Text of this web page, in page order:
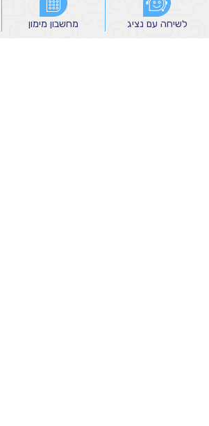
לשיחה עם נציג מחשבון מימון
ההלוואה הסופיים יקבעו בהתאם לתנאי
לקוח. מקור הנתונים המוצגים הינו
לשיחה עם נציג מחשבון מימון